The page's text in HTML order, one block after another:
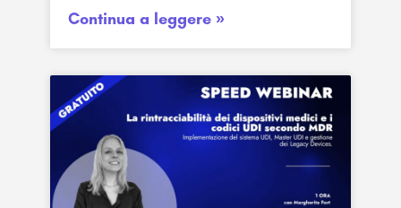
Continua a leggere »